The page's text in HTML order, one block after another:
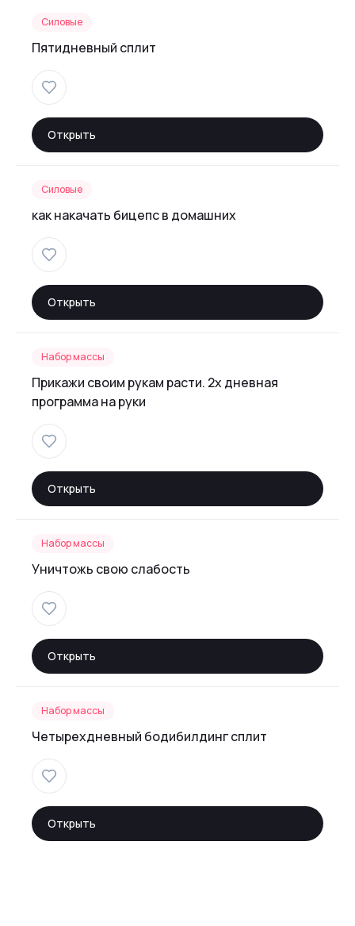
Силовые
Пятидневный сплит
Открыть
Силовые
как накачать бицепс в домашних
Открыть
Набор массы
Прикажи своим рукам расти. 2х дневная
программа на руки
Открыть
Набор массы
Уничтожь свою слабость
Открыть
Набор массы
Четырехдневный бодибилдинг сплит
Открыть